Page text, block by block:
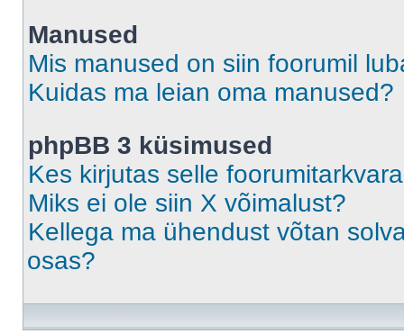
Manused
Mis manused on siin foorumil
Kuidas ma leian oma manused?
phpBB 3 küsimused
Kes kirjutas selle
Miks ei ole siin X võimalust?
Kellega ma ühendust võtan
osas?